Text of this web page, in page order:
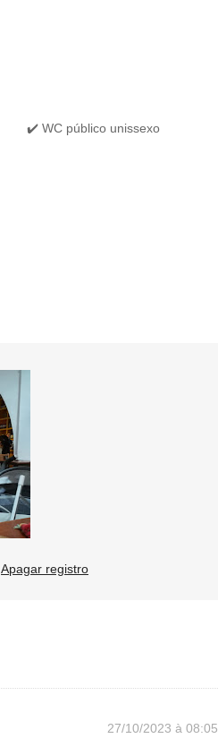
✔️ WC público unissexo
Apagar registro
27/10/2023 à 08:05